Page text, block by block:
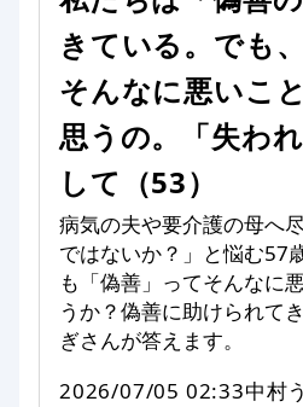
きている。でも
そんなに悪いこ
思うの。「失わ
して（53）
病気の夫や要介護の母へ
ではないか？」と悩む57
も「偽善」ってそんなに
うか？偽善に助けられて
ぎさんが答えます。
2026/07/05 02:33中村